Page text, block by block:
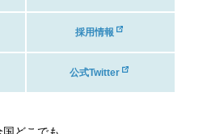
採用情報
公式Twitter
国どこでも